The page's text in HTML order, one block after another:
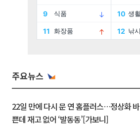
주요뉴스
22일 만에 다시 문 연 홈플러스…정상화 바
쁜데 재고 없어 ‘발동동’[가보니]